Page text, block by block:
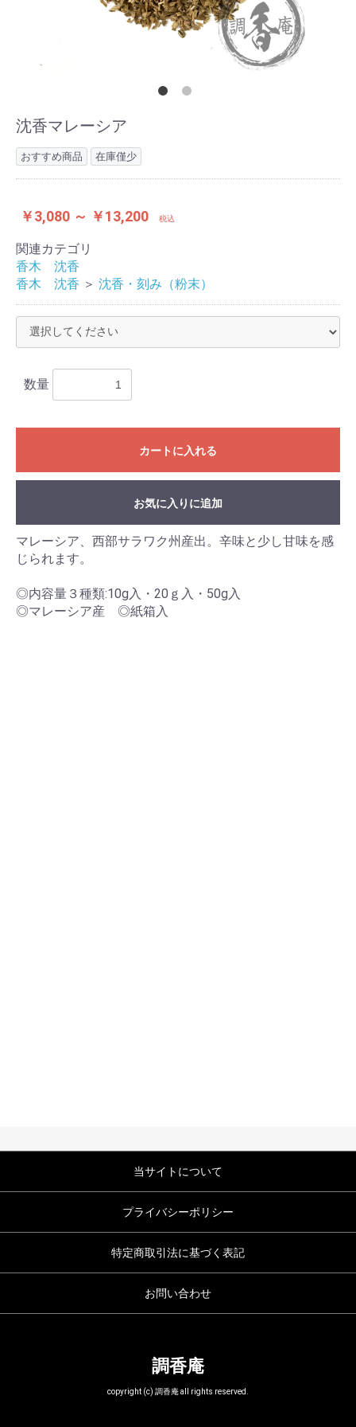
沈香マレーシア
おすすめ商品 在庫僅少
￥3,080 ～ ￥13,200 税込
関連カテゴリ
香木 沈香
香木 沈香 ＞ 沈香・刻み（粉末）
数量
カートに入れる
お買い物を続ける
お気に入りに追加
マレーシア、西部サラワク州産出。辛味と少し甘味を感
じられます。
◎内容量３種類:10g入・20ｇ入・50g入
◎マレーシア産 ◎紙箱入
当サイトについて
プライバシーポリシー
特定商取引法に基づく表記
お問い合わせ
調香庵
copyright (c) 調香庵 all rights reserved.